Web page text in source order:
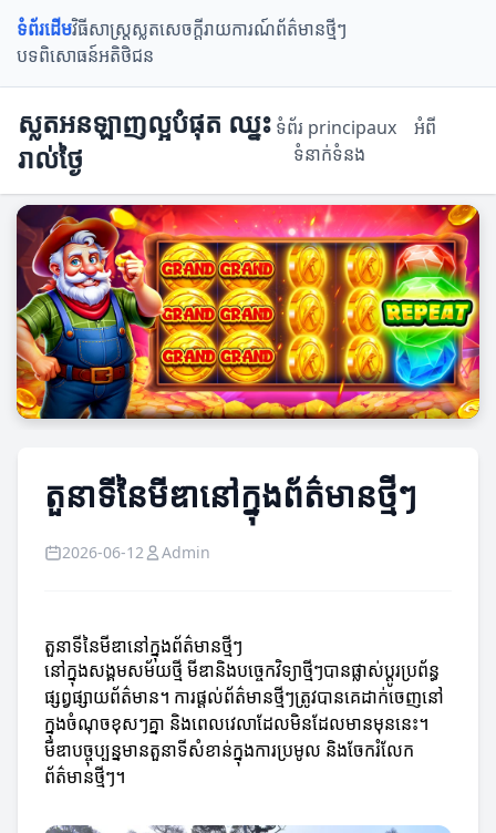
ទំព័រដើមវិធីសាស្ត្រស្លតសេចក្តីរាយការណ៍ព័ត៌មានថ្មីៗ
បទពិសោធន៍អតិថិជន
ស្លតអនឡាញល្អបំផុត ឈ្នះ
រាល់ថ្ងៃ
ទំព័រ principaux
អំពី
ទំនាក់ទំនង
តួនាទីនៃមីឌានៅក្នុងព័ត៌មានថ្មីៗ
2026-06-12 Admin
តួនាទីនៃមីឌានៅក្នុងព័ត៌មានថ្មីៗ
នៅក្នុងសង្គមសម័យថ្មី មីឌានិងបច្ចេកវិទ្យាថ្មីៗបានផ្លាស់ប្តូរប្រព័ន្ធ
ផ្សព្វផ្សាយព័ត៌មាន។ ការផ្តល់ព័ត៌មានថ្មីៗត្រូវបានគេដាក់ចេញនៅ
ក្នុងចំណុចខុសៗគ្នា និងពេលវេលាដែលមិនដែលមានមុននេះ។
មីឌា​បច្ចុប្បន្នមានតួនាទីសំខាន់ក្នុងការប្រមូល និងចែករំលែក
ព័ត៌មានថ្មីៗ។